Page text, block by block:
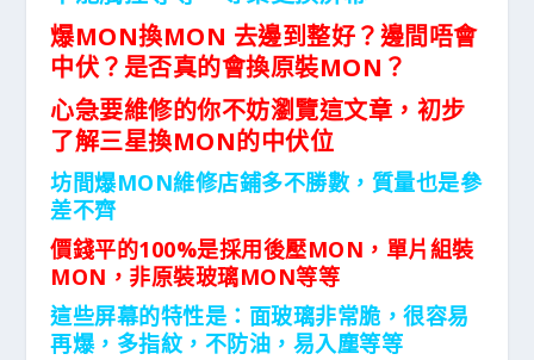
爆MON換MON 去邊到整好？邊間唔會
中伏？是否真的會換原裝MON？
心急要維修的你不妨瀏覽這文章，初步
了解三星換MON的中伏位
坊間爆MON維修店鋪多不勝數，質量也是參
差不齊
價錢平的100%是採用後壓MON，單片組裝
MON，非原裝玻璃MON等等
這些屏幕的特性是：面玻璃非常脆，很容易
再爆，多指紋，不防油，易入塵等等